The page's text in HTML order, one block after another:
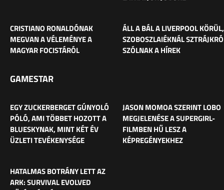
CRISTIANO RONALDÓNAK
MEGVAN A VÉLEMÉNYE A
MAGYAR FOCISTÁRÓL
ÁLL A BÁL A LIVERPOOL KÖRÜL,
SZOBOSZLAIÉKNÁL
SZÓLNAK A HÍREK
GAMESTAR
EGY ZUCKERBERGET GÚNYOLÓ
PÓLÓ, AMI TÖBBET HOZOTT A
BLUESKYNAK, MINT KÉT ÉV
ÜZLETI TEVÉKENYSÉGE
JASON MOMOA SZERINT LOBO
MEGJELENÉSE A SUPERGIRL-
FILMBEN HŰ LESZ A
KÉPREGÉNYEKHEZ
HATALMAS BOTRÁNY LETT AZ
ARK: SURVIVAL EVOLVED